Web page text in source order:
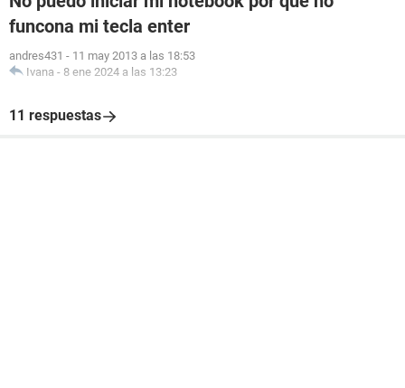
funcona mi tecla enter
andres431 - 11 may 2013 a las 18:53
Ivana - 8 ene 2024 a las 13:23
11 respuestas